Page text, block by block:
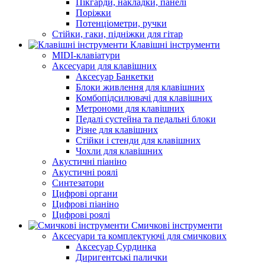
Пікгарди, накладки, панелі
Поріжки
Потенціометри, ручки
Стійки, гаки, підніжки для гітар
Клавішні інструменти
MIDI-клавіатури
Аксесуари для клавішних
Аксесуар Банкетки
Блоки живлення для клавішних
Комбопідсилювачі для клавішних
Метрономи для клавішних
Педалі сустейна та педальні блоки
Різне для клавішних
Стійки і стенди для клавішних
Чохли для клавішних
Акустичні піаніно
Акустичні роялі
Синтезатори
Цифрові органи
Цифрові піаніно
Цифрові роялі
Смичкові інструменти
Аксесуари та комплектуючі для смичкових
Аксесуар Сурдинка
Диригентські палички